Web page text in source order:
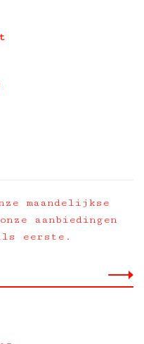
maandelijkse
aanbiedingen
eerste.